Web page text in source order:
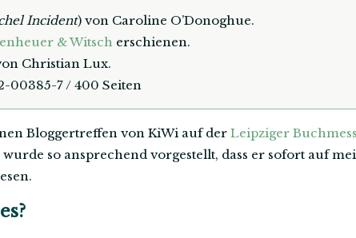
Incident) von Caroline O’Donoghue.
& Witsch erschienen.
Christian Lux.
00385-7 / 400 Seiten
Bloggertreffen von KiWi auf der Leipziger
so ansprechend vorgestellt, dass er sofort auf